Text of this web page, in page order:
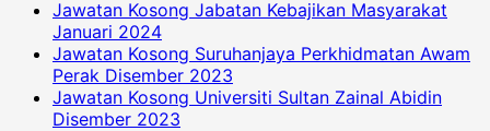
Jawatan Kosong Jabatan Kebajikan Masyarakat
Januari 2024
Jawatan Kosong Suruhanjaya Perkhidmatan Awam
Perak Disember 2023
Jawatan Kosong Universiti Sultan Zainal Abidin
Disember 2023